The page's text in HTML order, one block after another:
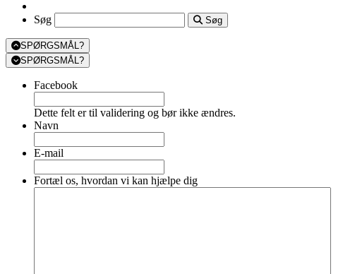
Søg Søg
Søg
SPØRGSMÅL?
SPØRGSMÅL?
Facebook
Dette felt er til validering og bør ikke ændres.
Navn
E-mail
Fortæl os, hvordan vi kan hjælpe dig